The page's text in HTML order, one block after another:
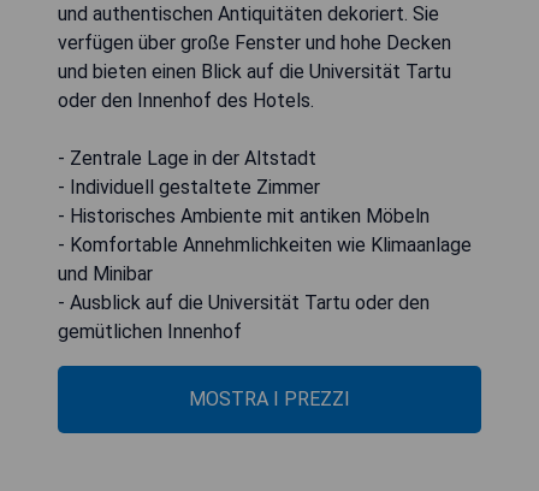
und authentischen Antiquitäten dekoriert. Sie
verfügen über große Fenster und hohe Decken
und bieten einen Blick auf die Universität Tartu
oder den Innenhof des Hotels.
- Zentrale Lage in der Altstadt
- Individuell gestaltete Zimmer
- Historisches Ambiente mit antiken Möbeln
- Komfortable Annehmlichkeiten wie Klimaanlage
und Minibar
- Ausblick auf die Universität Tartu oder den
gemütlichen Innenhof
MOSTRA I PREZZI